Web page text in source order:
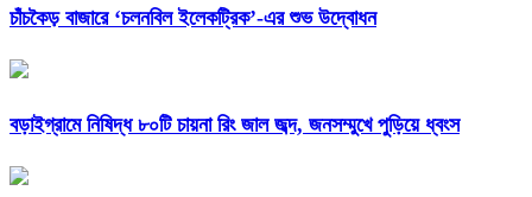
চাঁচকৈড় বাজারে ‘চলনবিল ইলেকট্রিক’-এর শুভ উদ্বোধন
বড়াইগ্রামে নিষিদ্ধ ৮০টি চায়না রিং জাল জব্দ, জনসম্মুখে পুড়িয়ে ধ্বংস